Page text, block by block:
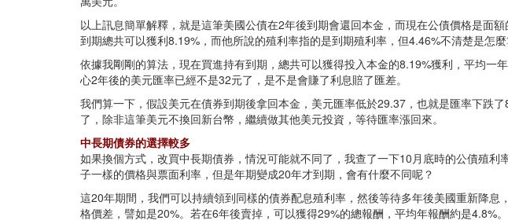
以上訊息簡單解釋，就是這筆美國公債在2年後到期會還回本金，而現在公債價格是面
到期總共可以獲利8.19%，而他所說的殖利率指的是到期殖利率，但4.46%不清楚是怎麼
依據我剛剛的算法，現在買進持有到期，總共可以獲得投入本金的8.19%獲利，平均
心2年後的美元匯率已經不是32元了，是不是會賺了利息賠了匯差。
我們算一下，假設美元在債券到期後拿回本金，美元匯率低於29.37，也就是匯率下跌
了，除非這筆美元不換回新台幣，繼續做其他美元投資，等待匯率漲回來。
中長期債券的選擇較多
如果換個方式，改買中長期債券，情況可能就不同了，我查了一下10月底時的公債殖
子一樣的價格與票面利率，但是年期變成20年才到期，會有什麼不同呢？
這20年期間，我們可以持續領到同樣的債券配息殖利率，然後等待多年後美國重新降
格價差，譬如是20%。若在6年後賣掉，可以獲得29%的總報酬，平均年報酬約是4.8%。